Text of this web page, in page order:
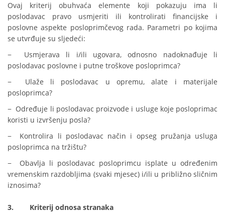
Ovaj kriterij obuhvaća elemente koji pokazuju ima li
poslodavac pravo usmjeriti ili kontrolirati financijske i
poslovne aspekte posloprimčevog rada. Parametri po kojima
se utvrđuje su sljedeći:
− Usmjerava li i/ili ugovara, odnosno nadoknađuje li
poslodavac poslovne i putne troškove posloprimca?
− Ulaže li poslodavac u opremu, alate i materijale
posloprimca?
− Određuje li poslodavac proizvode i usluge koje posloprimac
koristi u izvršenju posla?
− Kontrolira li poslodavac način i opseg pružanja usluga
posloprimca na tržištu?
− Obavlja li poslodavac posloprimcu isplate u određenim
vremenskim razdobljima (svaki mjesec) i/ili u približno sličnim
iznosima?
3. Kriterij odnosa stranaka